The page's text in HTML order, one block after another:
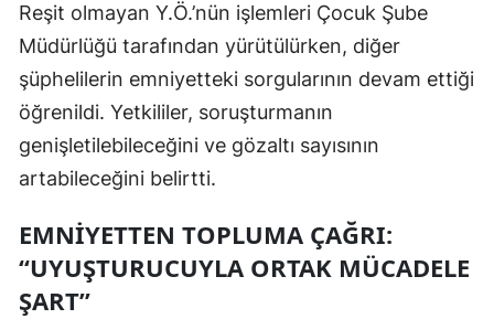
Uşak
Van
Aksaray
Bayburt
Reşit olmayan Y.Ö.’nün işlemleri Çocuk Şube
Müdürlüğü tarafından yürütülürken, diğer
şüphelilerin emniyetteki sorgularının devam ettiği
öğrenildi. Yetkililer, soruşturmanın
genişletilebileceğini ve gözaltı sayısının
artabileceğini belirtti.
EMNIYETTEN TOPLUMA ÇAĞRI:
“UYUŞTURUCUYLA ORTAK MÜCADELE
ŞART”